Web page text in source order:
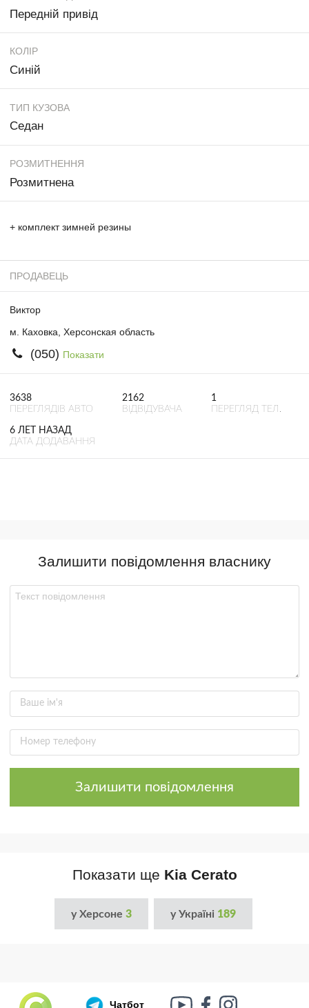
Передній привід
КОЛІР
Синій
ТИП КУЗОВА
Седан
РОЗМИТНЕННЯ
Розмитнена
+ комплект зимней резины
ПРОДАВЕЦЬ
Виктор
м. Каховка, Херсонская область
(050) Показати
3638
ПЕРЕГЛЯДІВ АВТО
2162
ВІДВІДУВАЧА
1
ПЕРЕГЛЯД ТЕЛ.
6 ЛЕТ НАЗАД
ДАТА ДОДАВАННЯ
Залишити повідомлення власнику
Залишити повідомлення
Показати ще Kia Cerato
у Херсоне 3 у Україні 189
Чатбот